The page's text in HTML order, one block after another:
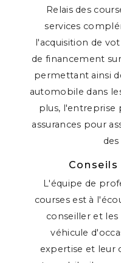
Relais des
services
l'acquisition de
de financement
permettant ainsi
automobile dans
plus, l'entreprise
assurances pour
L'équipe de
courses est à
conseiller et les
véhicule
expertise et leur